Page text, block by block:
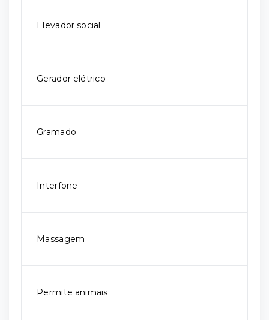
Elevador social
Gerador elétrico
Gramado
Interfone
Massagem
Permite animais